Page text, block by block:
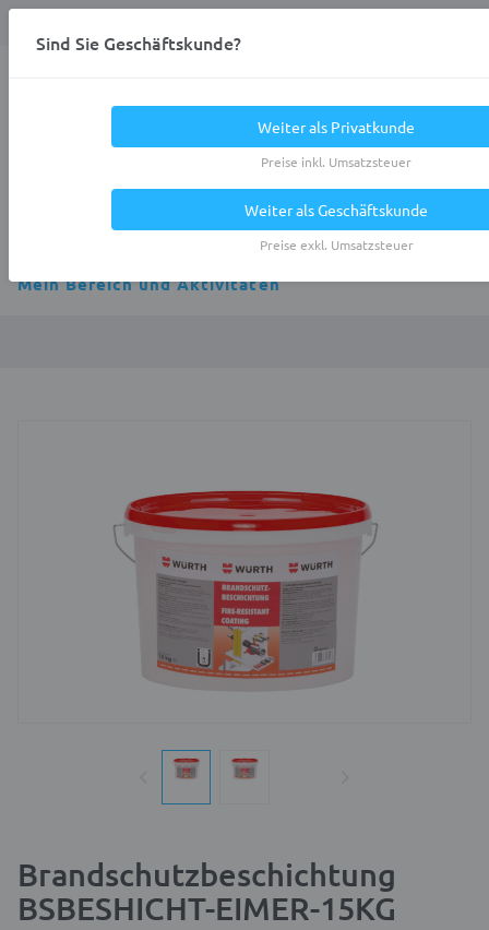
Mein Bereich und Aktivitäten
Brandschutzbeschichtung
BSBESHICHT-EIMER-15KG
Sind Sie Geschäftskunde?
Weiter als Privatkunde
Preise inkl. Umsatzsteuer
Weiter als Geschäftskunde
Preise exkl. Umsatzsteuer